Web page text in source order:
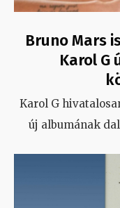
Bruno Mars
Karol G
Karol G
új albumának